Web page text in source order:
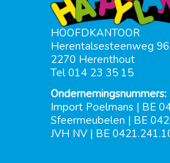
HOOFDKANTOOR
Herentalsesteenweg 96
2270 Herenthout
Tel 014 23 35 15
Ondernemingsnummers:
Import Poelmans | BE
Sfeermeubelen | BE
JVH NV | BE